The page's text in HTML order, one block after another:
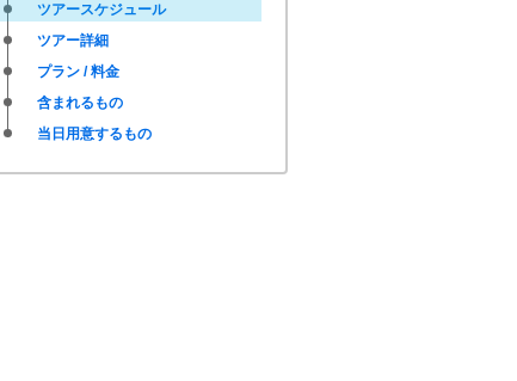
ツアースケジュール
ツアー詳細
プラン / 料金
含まれるもの
当日用意するもの